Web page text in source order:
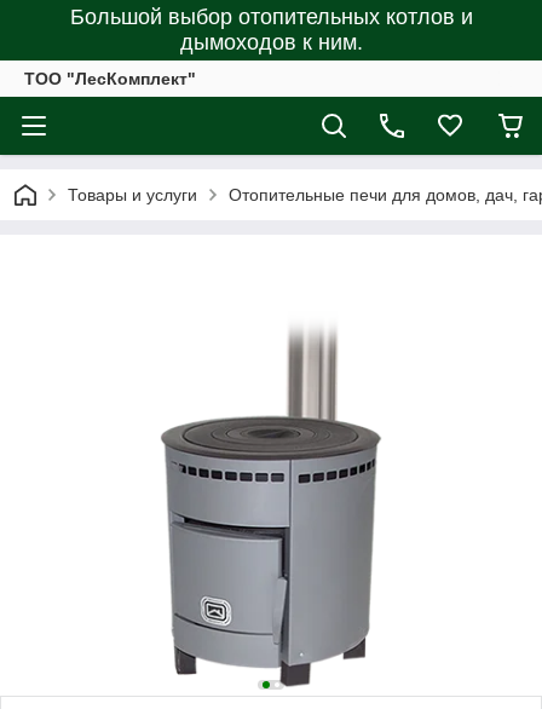
Большой выбор отопительных котлов и
дымоходов к ним.
ТОО "ЛесКомплект"
Товары и услуги Отопительные печи для домов, дач,